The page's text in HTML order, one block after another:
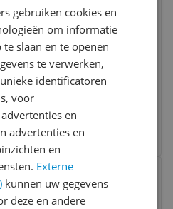
tripod Mark2 - Zwart
-7%
informatie
gebruiken cookies en
om informatie
slaan en te openen
te verwerken,
identificatoren
voor
en
advertenties en
en
Externe
kunnen uw gegevens
deze en andere